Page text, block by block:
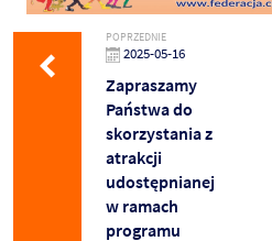
POPRZEDNIE
2025-05-16
Zapraszamy
Państwa do
skorzystania z
atrakcji
udostępnianej
w ramach
programu